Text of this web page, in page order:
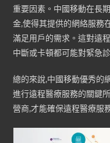
重要因素。中國移動在長
金,使得其提供的網絡服務
滿足用戶的需求。這對遠
中斷或卡頓都可能對緊急
總的來說,中國移動優秀的
進行遠程醫療服務的關鍵
營商,才能確保遠程醫療服